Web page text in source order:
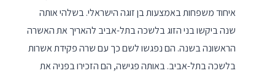
איחוד משפחות באמצעות בן זוגה הישראלי. בשלהי אותה
שנה ביקשו בני הזוג בלשכה בתל-אביב להאריך את האשרה
הראשונה בשנה. הם נפגשו לשם כך עם שרה פקידת אשרות
בלשכה בתל-אביב. באותה פגישה, הם הזכירו בפניה את